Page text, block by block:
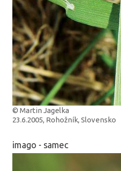
© Martin Jagelka
23.6.2005, Rohožník, Slovensko
imago - samec